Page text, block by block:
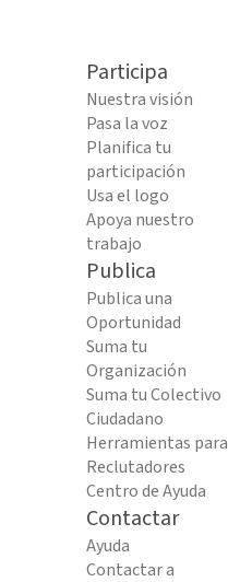
Participa
Nuestra visión
Pasa la voz
Planifica tu
participación
Usa el logo
Apoya nuestro
trabajo
Publica
Publica una
Oportunidad
Suma tu
Organización
Suma tu Colectivo
Ciudadano
Herramientas para
Reclutadores
Centro de Ayuda
Contactar
Ayuda
Contactar a